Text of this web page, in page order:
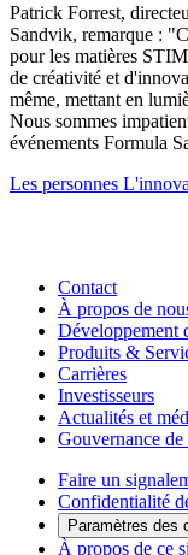
Patrick Forrest,
Sandvik, remarque :
pour les matières
de créativité et
même, mettant en
Nous sommes
événements Formula
Les personnes
Contact
À propos de
Développement
Produits &
Carrières
Investisseurs
Actualités et
Gouvernance
Faire un
Confidentialité
Paramètres des
À propos de ce